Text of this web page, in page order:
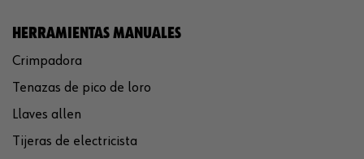
HERRAMIENTAS MANUALES
Crimpadora
Tenazas de pico de loro
Llaves allen
Tijeras de electricista